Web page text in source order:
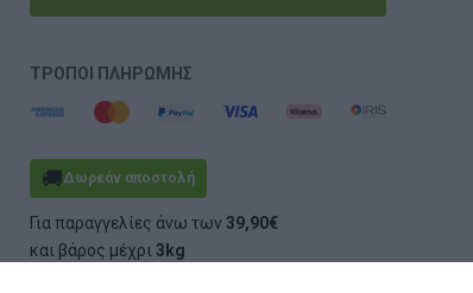
ΤΡΌΠΟΙ ΠΛΗΡΩΜΉΣ
🚚Δωρεάν αποστολή
Για παραγγελίες άνω των39,90€
και βάρος μέχρι3kg